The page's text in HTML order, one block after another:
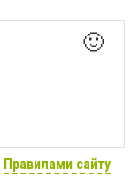
🙂
Правилами сайту